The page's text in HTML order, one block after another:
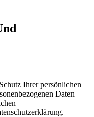
Ihrer persönlichen
Daten